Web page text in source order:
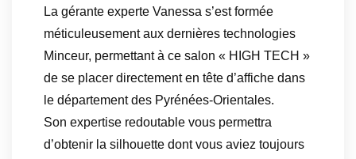
La gérante experte Vanessa s’est formée
méticuleusement aux dernières technologies
Minceur, permettant à ce salon « HIGH TECH »
de se placer directement en tête d’affiche dans
le département des Pyrénées-Orientales.
Son expertise redoutable vous permettra
d’obtenir la silhouette dont vous aviez toujours